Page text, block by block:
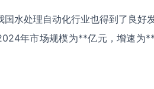
国水处理自动化行业也得到了良
年市场规模为**亿元，增速为